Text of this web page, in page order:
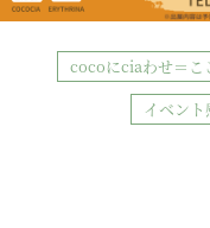
cocoにciaわせ＝こ
イベント